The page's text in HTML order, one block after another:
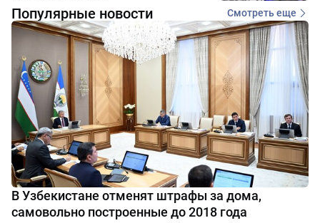
Популярные новости Смотреть еще
В Узбекистане отменят штрафы за дома,
самовольно построенные до 2018 года